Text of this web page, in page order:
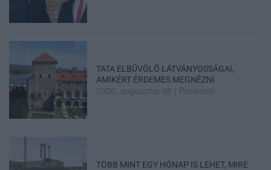
TATA ELBŰVÖLŐ LÁTVÁNYOSSÁGAI,
AMIKÉRT ÉRDEMES MEGNÉZNI
2026. augusztus 08 Promóció
TÖBB MINT EGY HÓNAP IS LEHET, MIRE